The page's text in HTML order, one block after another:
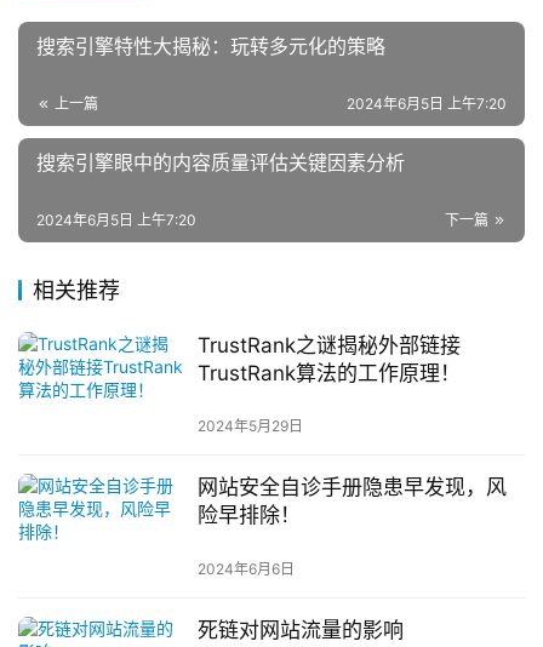
搜索引擎特性大揭秘：玩转多元化的策略
上一篇 2024年6月5日 上午7:20
搜索引擎眼中的内容质量评估关键因素分析
下一篇
2024年6月5日 上午7:20
相关推荐
TrustRank之谜揭秘外部链接
TrustRank算法的工作原理！
2024年5月29日
网站安全自诊手册隐患早发现，风
险早排除！
2024年6月6日
死链对网站流量的影响